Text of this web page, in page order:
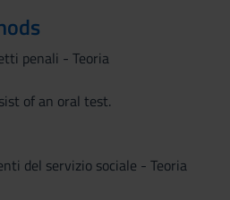
penali - Teoria
of an oral test.
del servizio sociale - Teoria